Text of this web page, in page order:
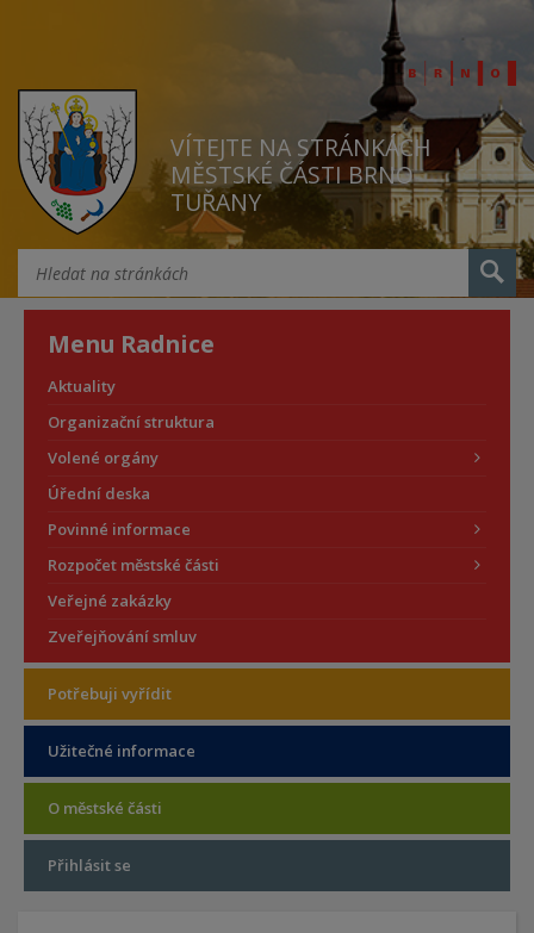
VÍTEJTE NA STRÁNKÁCH
MĚSTSKÉ ČÁSTI BRNO
TUŘANY
Menu Radnice
Aktuality
Organizační struktura
Volené orgány
Úřední deska
Povinné informace
Rozpočet městské části
Veřejné zakázky
Zveřejňování smluv
Potřebuji vyřídit
Užitečné informace
O městské části
Přihlásit se